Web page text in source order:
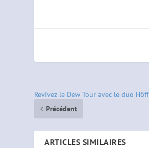
Revivez le Dew Tour avec le duo
Précédent
ARTICLES SIMILAIRES